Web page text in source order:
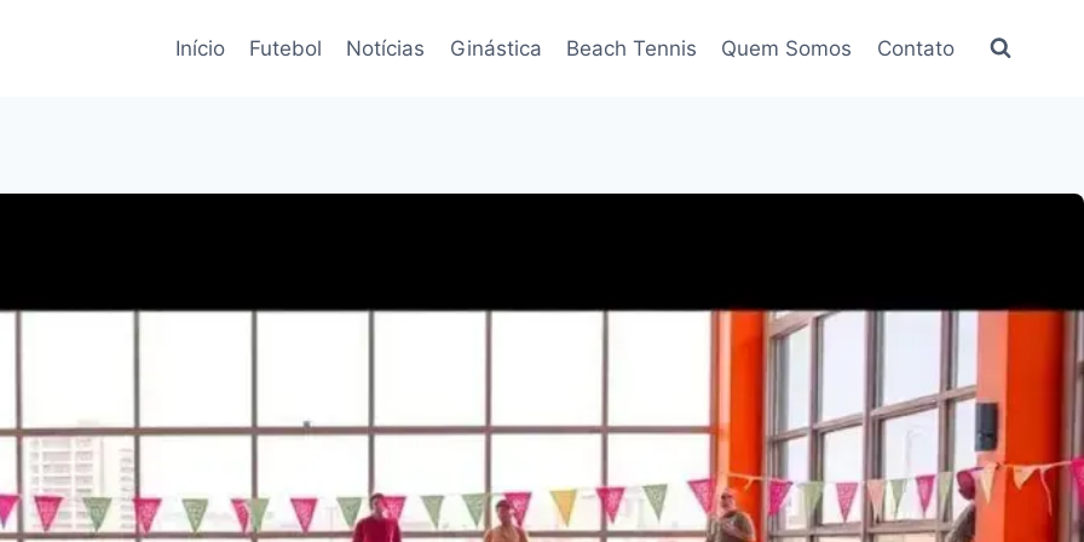
Início Futebol Notícias Ginástica Beach Tennis Quem Somos Contato